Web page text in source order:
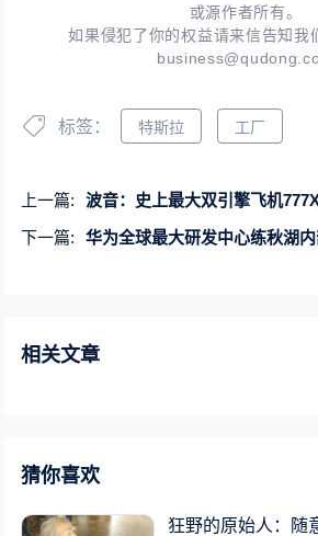
或源作者所有。
如果侵犯了你的权益请来信告知我
标签： 特斯拉 工厂
上一篇:
波音：史上最大双引擎飞机
下一篇:
华为全球最大研发中心练秋湖内部曝光：小火
相关文章
猜你喜欢
狂野的原始人：随